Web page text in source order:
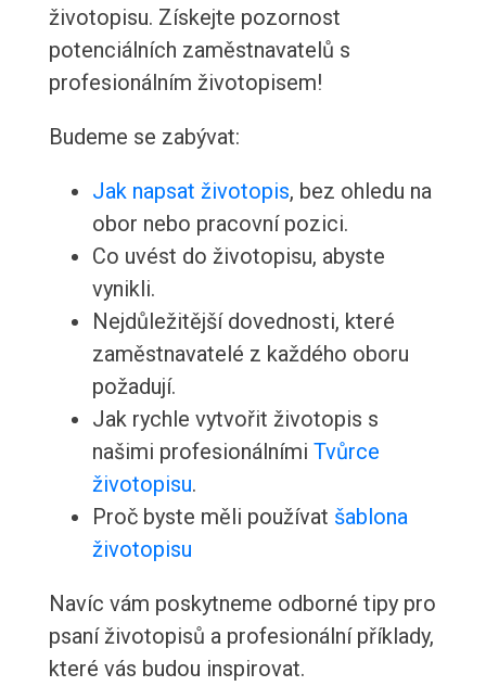
životopisu. Získejte pozornost
potenciálních zaměstnavatelů s
profesionálním životopisem!
Budeme se zabývat:
Jak napsat životopis, bez ohledu na
obor nebo pracovní pozici.
Co uvést do životopisu, abyste
vynikli.
Nejdůležitější dovednosti, které
zaměstnavatelé z každého oboru
požadují.
Jak rychle vytvořit životopis s
našimi profesionálními Tvůrce
životopisu.
Proč byste měli používat šablona
životopisu
Navíc vám poskytneme odborné tipy pro
psaní životopisů a profesionální příklady,
které vás budou inspirovat.